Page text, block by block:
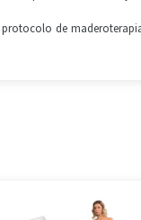
protocolo de